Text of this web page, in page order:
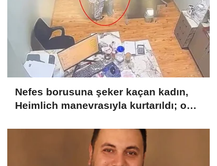
Nefes borusuna şeker kaçan kadın,
Heimlich manevrasıyla kurtarıldı; o